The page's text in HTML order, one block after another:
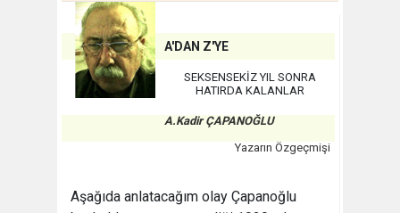
A'DAN Z'YE
SEKSENSEKİZ YIL SONRA
HATIRDA KALANLAR
A.Kadir ÇAPANOĞLU
Yazarın Özgeçmişi
Aşağıda anlatacağım olay Çapanoğlu